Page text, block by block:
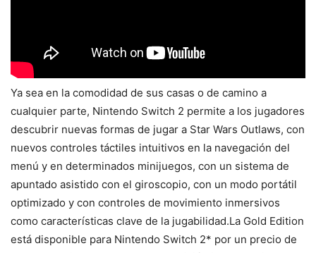
Ya sea en la comodidad de sus casas o de camino a
cualquier parte, Nintendo Switch 2 permite a los jugadores
descubrir nuevas formas de jugar a Star Wars Outlaws, con
nuevos controles táctiles intuitivos en la navegación del
menú y en determinados minijuegos, con un sistema de
apuntado asistido con el giroscopio, con un modo portátil
optimizado y con controles de movimiento inmersivos
como características clave de la jugabilidad.La Gold Edition
está disponible para Nintendo Switch 2* por un precio de